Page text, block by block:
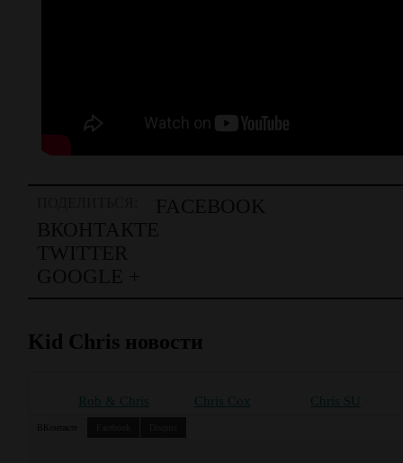
Kid Chris новости
Rob & Chris Chris Cox Chris SU
ВКонтакте